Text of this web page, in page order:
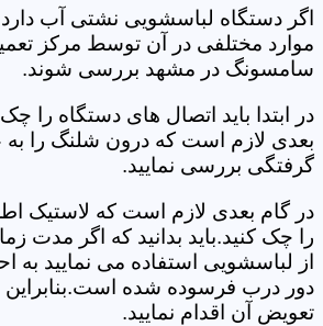
اگر دستگاه لباسشویی نشتی آب
موارد مختلفی در آن توسط مرکز
سامسونگ در مشهد بررسی شوند.
در ابتدا باید اتصال های دستگاه را
بعدی لازم است که درون شلنگ را
گرفتگی بررسی نمایید.
در گام بعدی لازم است که لاستیک
را چک کنید.باید بدانید که اگر مدت
از لباسشویی استفاده می نمایید به
دور درب فرسوده شده است.بنابراین
تعویض آن اقدام نمایید.